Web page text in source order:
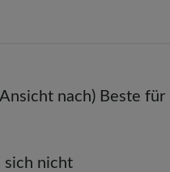
nach) Beste für
sich nicht